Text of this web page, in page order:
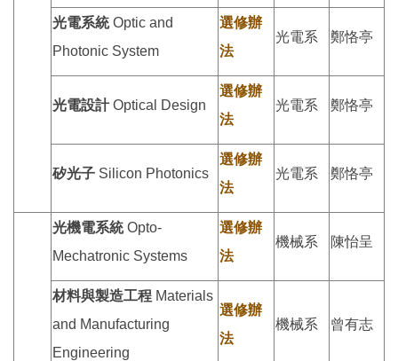
光電系統Optic and
Photonic System
選修辦
法
光電系 鄭恪亭
光電設計Optical Design
選修辦
法
光電系 鄭恪亭
矽光子 Silicon Photonics
選修辦
法
光電系 鄭恪亭
光機電系統Opto-
Mechatronic Systems
選修辦
法
機械系 陳怡呈
材料與製造工程 Materials
and Manufacturing
Engineering
選修辦
法
機械系 曾有志